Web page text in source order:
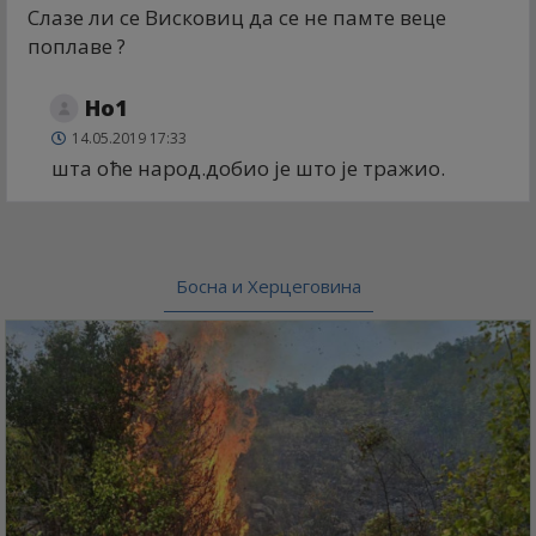
Слазе ли се Висковиц да се не памте веце
поплаве ?
Но1
14.05.2019 17:33
шта оће народ.добио је што је тражио.
Босна и Херцеговина